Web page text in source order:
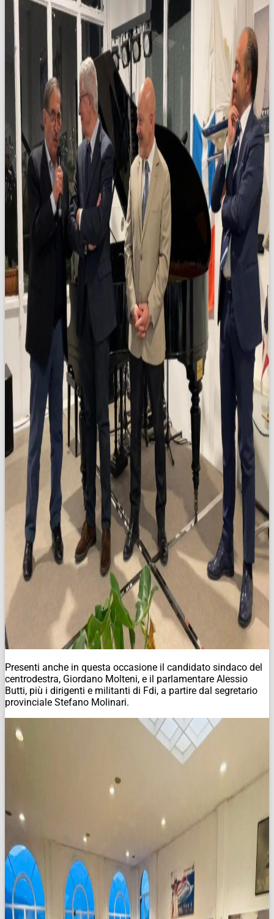
Presenti anche in questa occasione il candidato sindaco del
centrodestra, Giordano Molteni, e il parlamentare Alessio
Butti, più i dirigenti e militanti di Fdi, a partire dal segretario
provinciale Stefano Molinari.